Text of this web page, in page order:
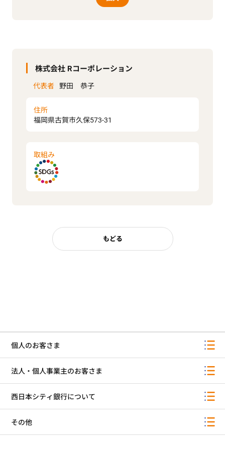
株式会社 Rコーポレーション
代表者 野田 恭子
住所
福岡県古賀市久保573-31
取組み
もどる
個人のお客さま
法人・個人事業主のお客さま
西日本シティ銀行について
その他